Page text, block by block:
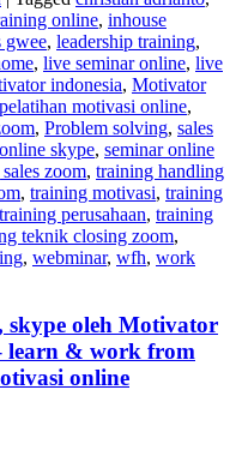
online, inhouse
gwee, leadership training,
, live seminar online, live
indonesia, Motivator
pelatihan motivasi online,
, Problem solving, sales
skype, seminar online
zoom, training handling
, training motivasi, training
training perusahaan, training
teknik closing zoom,
, webminar, wfh, work
skype oleh Motivator
learn & work from
online